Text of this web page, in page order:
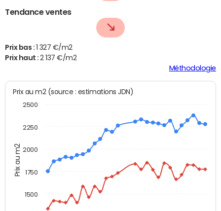
Tendance ventes
Prix bas :
1 327 €/m2
Prix haut :2 137 €/m2
Méthodologie
Prix au m2
Prix au m2 (source : estimations JDN)
1500
1750
2000
2250
2500